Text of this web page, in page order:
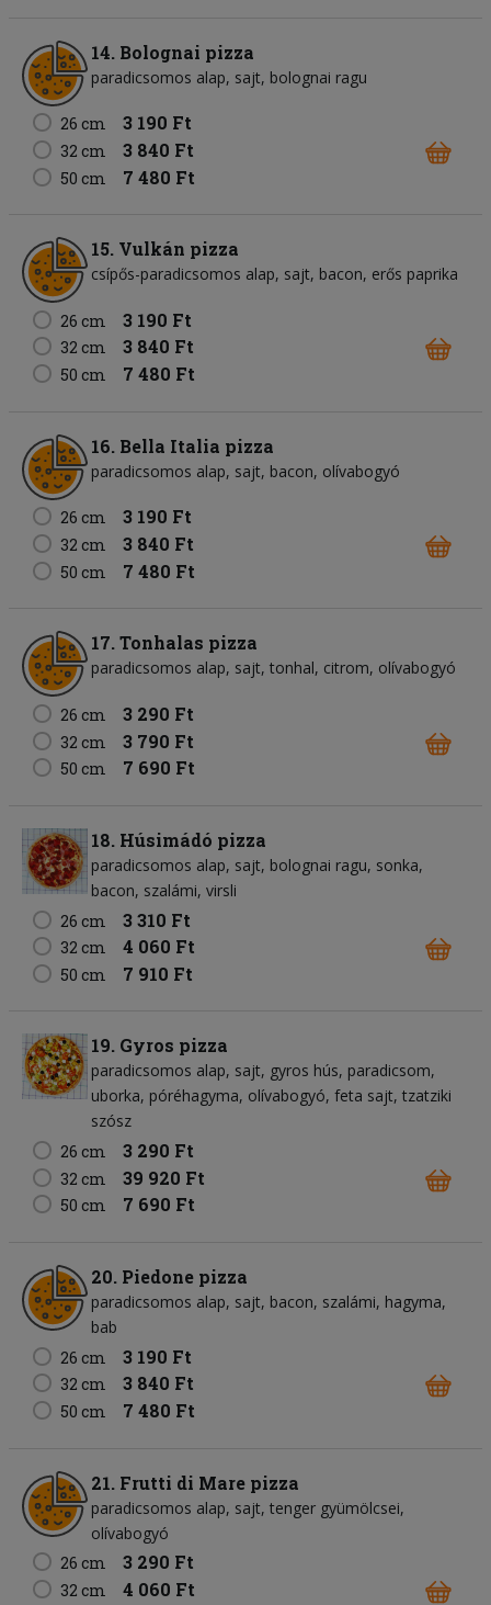
14. Bolognai pizza
paradicsomos alap sajt bolognai ragu
26 cm 3 190 Ft
32 cm 3 840 Ft
50 cm 7 480 Ft
15. Vulkán pizza
csípős-paradicsomos alap sajt bacon erős paprika
26 cm 3 190 Ft
32 cm 3 840 Ft
50 cm 7 480 Ft
16. Bella Italia pizza
paradicsomos alap sajt bacon olívabogyó
26 cm 3 190 Ft
32 cm 3 840 Ft
50 cm 7 480 Ft
17. Tonhalas pizza
paradicsomos alap sajt tonhal citrom olívabogyó
26 cm 3 290 Ft
32 cm 3 790 Ft
50 cm 7 690 Ft
18. Húsimádó pizza
paradicsomos alap sajt bolognai ragu sonka
bacon szalámi virsli
26 cm
3 310 Ft
32 cm 4 060 Ft
50 cm 7 910 Ft
19. Gyros pizza
paradicsomos alap sajt gyros hús paradicsom
uborka póréhagyma olívabogyó feta sajt tzatziki
szósz
26 cm
3 290 Ft
32 cm 39 920 Ft
50 cm 7 690 Ft
20. Piedone pizza
paradicsomos alap sajt bacon szalámi hagyma
bab
26 cm
3 190 Ft
32 cm 3 840 Ft
50 cm 7 480 Ft
21. Frutti di Mare pizza
paradicsomos alap sajt tenger gyümölcsei
olívabogyó
26 cm
3 290 Ft
32 cm
4 060 Ft